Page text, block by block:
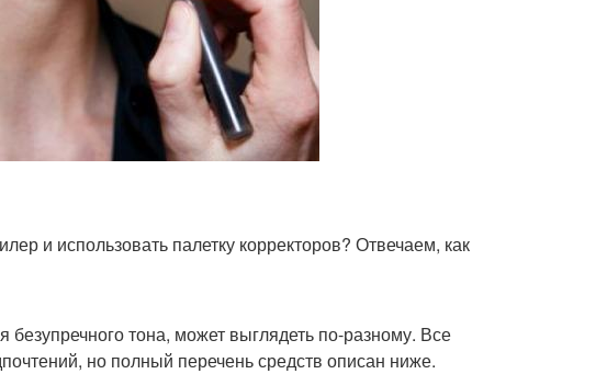
и использовать палетку корректоров? Отвечаем, как
тона, может выглядеть по-разному. Все
но полный перечень средств описан ниже.